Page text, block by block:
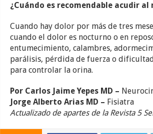
¿Cuándo es recomendable acudir al
Cuando hay dolor por más de tres
cuando el dolor es nocturno o en
entumecimiento, calambres,
parálisis, pérdida de fuerza o
para controlar la orina.
Por Carlos Jaime Yepes MD –
Jorge Alberto Arias MD – Fisiatra
Actualizado de apartes de la Revista 5